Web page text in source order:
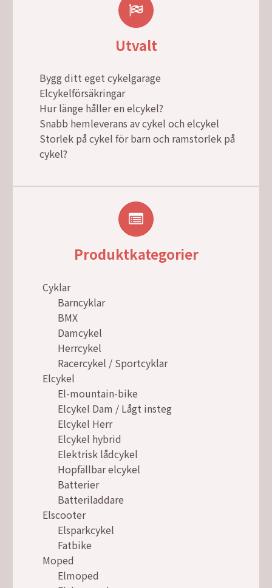
Utvalt
Bygg ditt eget cykelgarage
Elcykelförsäkringar
Hur länge håller en elcykel?
Snabb hemleverans av cykel och elcykel
Storlek på cykel för barn och ramstorlek på
cykel?
Produktkategorier
Cyklar
Barncyklar
BMX
Damcykel
Herrcykel
Racercykel / Sportcyklar
Elcykel
El-mountain-bike
Elcykel Dam / Lågt insteg
Elcykel Herr
Elcykel hybrid
Elektrisk lådcykel
Hopfällbar elcykel
Batterier
Batteriladdare
Elscooter
Elsparkcykel
Fatbike
Moped
Elmoped